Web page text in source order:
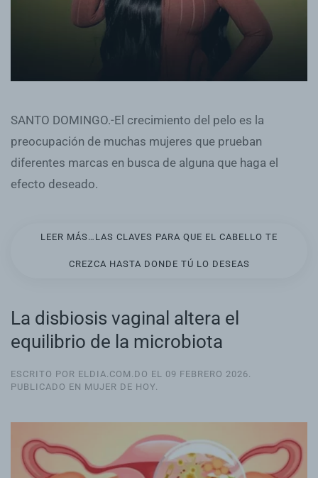
SANTO DOMINGO.-El crecimiento del pelo es la
preocupación de muchas mujeres que prueban
diferentes marcas en busca de alguna que haga el
efecto deseado.
LEER MÁS…LAS CLAVES PARA QUE EL CABELLO TE
CREZCA HASTA DONDE TÚ LO DESEAS
La disbiosis vaginal altera el
equilibrio de la microbiota
ESCRITO POR ELDIA.COM.DO EL 09 FEBRERO 2026.
PUBLICADO EN MUJER DE HOY.